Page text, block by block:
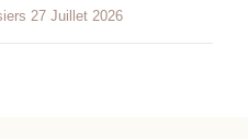
27 Juillet 2026